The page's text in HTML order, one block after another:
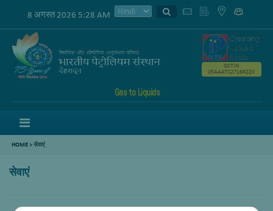
8 अगस्त 2026 5:28 AM
Gas to Liquids
GSTIN
05AAATC2716R2ZK
HOME>सेवाएं
सेवाएं